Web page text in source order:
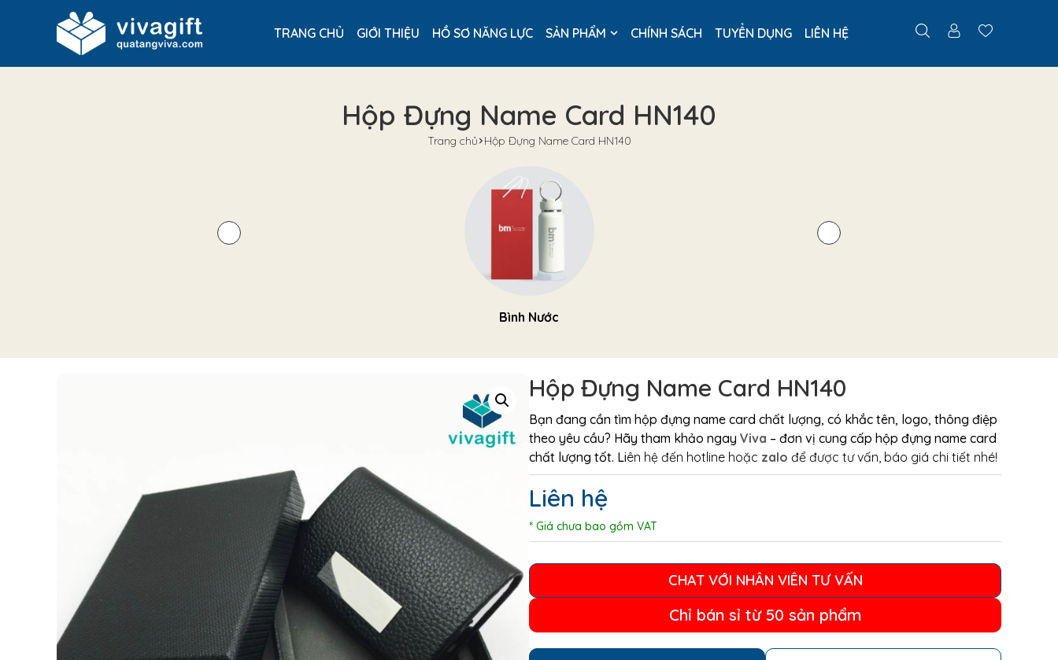
TRANG CHỦ GIỚI THIỆU HỒ SƠ NĂNG LỰC SẢN PHẨM CHÍNH SÁCH TUYỂN DỤNG LIÊN HỆ
Hộp Đựng Name Card HN140
Trang chủ Hộp Đựng Name Card HN140
Bình Nước
Hộp Đựng Name Card HN140
Bạn đang cần tìm hộp đựng name card chất lượng, có khắc tên, logo, thông điệp
theo yêu cầu? Hãy tham khảo ngay Viva – đơn vị cung cấp hộp đựng name card
chất lượng tốt. Liên hệ đến hotline hoặc zalo để được tư vấn, báo giá chi tiết nhé!
Liên hệ
* Giá chưa bao gồm VAT
CHAT VỚI NHÂN VIÊN TƯ VẤN
Chỉ bán sỉ từ 50 sản phẩm